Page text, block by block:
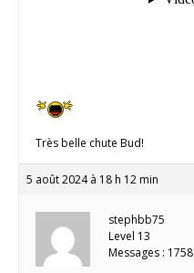
Très belle chute Bud!
5 août 2024 à 18 h 12 min
stephbb75
Level 13
Messages : 1758